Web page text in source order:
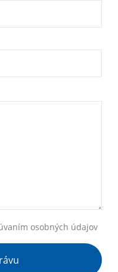
osobných údajov